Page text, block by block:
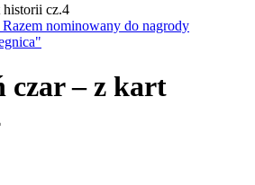
historii cz.4
nominowany do nagrody
czar – z kart